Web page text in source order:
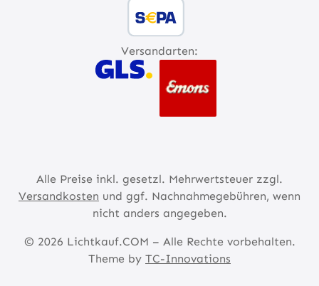
Versandarten:
Alle Preise inkl. gesetzl. Mehrwertsteuer zzgl.
Versandkosten und ggf. Nachnahmegebühren, wenn
nicht anders angegeben.
© 2026 Lichtkauf.COM – Alle Rechte vorbehalten.
Theme by TC-Innovations